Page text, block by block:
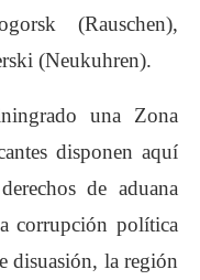
(Rauschen),
(Neukuhren).
una Zona
disponen aquí
de aduana
corrupción política
disuasión, la región